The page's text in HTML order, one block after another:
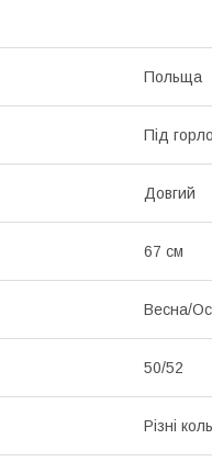
Польща
Під горло
Довгий
67 см
Весна/
50/52
Різні